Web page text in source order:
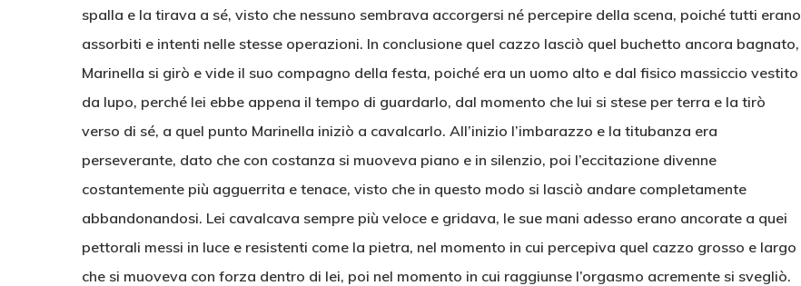
spalla e la tirava a sé, visto che nessuno sembrava accorgersi né percepire della scena, poiché tutti erano
assorbiti e intenti nelle stesse operazioni. In conclusione quel cazzo lasciò quel buchetto ancora bagnato,
Marinella si girò e vide il suo compagno della festa, poiché era un uomo alto e dal fisico massiccio vestito
da lupo, perché lei ebbe appena il tempo di guardarlo, dal momento che lui si stese per terra e la tirò
verso di sé, a quel punto Marinella iniziò a cavalcarlo. All’inizio l’imbarazzo e la titubanza era
perseverante, dato che con costanza si muoveva piano e in silenzio, poi l’eccitazione divenne
costantemente più agguerrita e tenace, visto che in questo modo si lasciò andare completamente
abbandonandosi. Lei cavalcava sempre più veloce e gridava, le sue mani adesso erano ancorate a quei
pettorali messi in luce e resistenti come la pietra, nel momento in cui percepiva quel cazzo grosso e largo
che si muoveva con forza dentro di lei, poi nel momento in cui raggiunse l’orgasmo acremente si svegliò.